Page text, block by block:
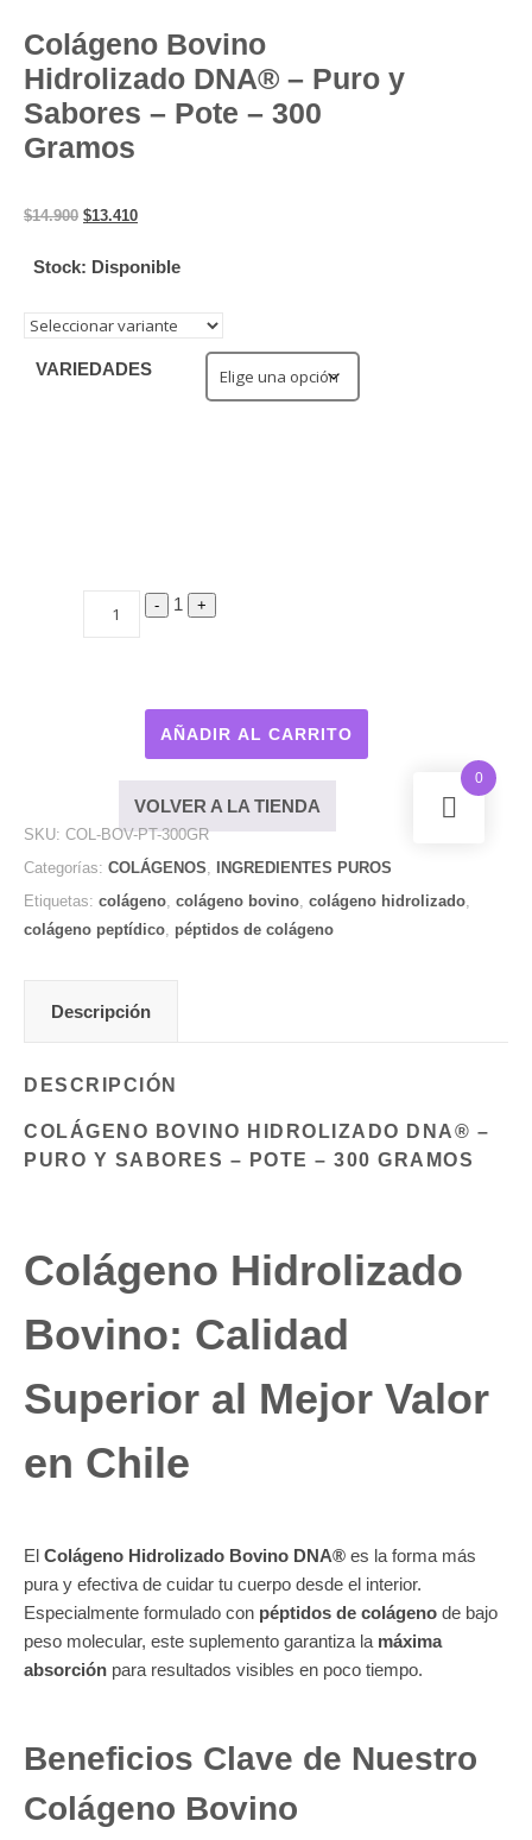
Colágeno Bovino
Hidrolizado DNA® – Puro y
Sabores – Pote – 300
Gramos
$14.900 El precio original era: $14.900.
$13.410El precio actual es: $13.410.
Stock: Disponible
VARIEDADES
Quantity
- 1 +
AÑADIR AL CARRITO
VOLVER A LA TIENDA
SKU: COL-BOV-PT-300GR
Categorías: COLÁGENOS,
INGREDIENTES PUROS
Etiquetas: colágeno, colágeno bovino, colágeno hidrolizado,
colágeno peptídico, péptidos de colágeno
Descripción
DESCRIPCIÓN
COLÁGENO BOVINO HIDROLIZADO DNA® –
PURO Y SABORES – POTE – 300 GRAMOS
Colágeno Hidrolizado
Bovino: Calidad
Superior al Mejor Valor
en Chile
El Colágeno Hidrolizado Bovino DNA® es la forma más
pura y efectiva de cuidar tu cuerpo desde el interior.
Especialmente formulado con péptidos de colágeno de bajo
peso molecular, este suplemento garantiza la máxima
absorción para resultados visibles en poco tiempo.
Beneficios Clave de Nuestro
Colágeno Bovino
0